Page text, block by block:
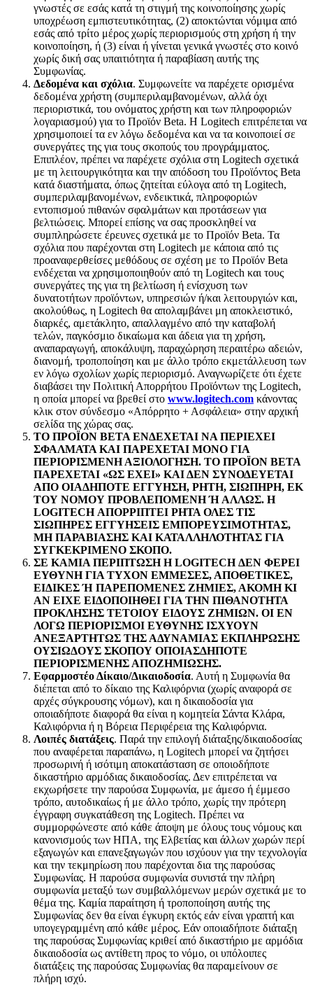
γνωστές σε εσάς κατά τη στιγμή της κοινοποίησης χωρίς
υποχρέωση εμπιστευτικότητας, (2) αποκτώνται νόμιμα από
εσάς από τρίτο μέρος χωρίς περιορισμούς στη χρήση ή την
κοινοποίηση, ή (3) είναι ή γίνεται γενικά γνωστές στο κοινό
χωρίς δική σας υπαιτιότητα ή παραβίαση αυτής της
Συμφωνίας.
Δεδομένα και σχόλια. Συμφωνείτε να παρέχετε ορισμένα
δεδομένα χρήστη (συμπεριλαμβανομένων, αλλά όχι
περιοριστικά, του ονόματος χρήστη και των πληροφοριών
λογαριασμού) για το Προϊόν Beta. Η Logitech επιτρέπεται να
χρησιμοποιεί τα εν λόγω δεδομένα και να τα κοινοποιεί σε
συνεργάτες της για τους σκοπούς του προγράμματος.
Επιπλέον, πρέπει να παρέχετε σχόλια στη Logitech σχετικά
με τη λειτουργικότητα και την απόδοση του Προϊόντος Beta
κατά διαστήματα, όπως ζητείται εύλογα από τη Logitech,
συμπεριλαμβανομένων, ενδεικτικά, πληροφοριών
εντοπισμού πιθανών σφαλμάτων και προτάσεων για
βελτιώσεις. Μπορεί επίσης να σας προσκληθεί να
συμπληρώσετε έρευνες σχετικά με το Προϊόν Beta. Τα
σχόλια που παρέχονται στη Logitech με κάποια από τις
προαναφερθείσες μεθόδους σε σχέση με το Προϊόν Beta
ενδέχεται να χρησιμοποιηθούν από τη Logitech και τους
συνεργάτες της για τη βελτίωση ή ενίσχυση των
δυνατοτήτων προϊόντων, υπηρεσιών ή/και λειτουργιών και,
ακολούθως, η Logitech θα απολαμβάνει μη αποκλειστικό,
διαρκές, αμετάκλητο, απαλλαγμένο από την καταβολή
τελών, παγκόσμιο δικαίωμα και άδεια για τη χρήση,
αναπαραγωγή, αποκάλυψη, παραχώρηση περαιτέρω αδειών,
διανομή, τροποποίηση και με άλλο τρόπο εκμετάλλευση των
εν λόγω σχολίων χωρίς περιορισμό. Αναγνωρίζετε ότι έχετε
διαβάσει την Πολιτική Απορρήτου Προϊόντων της Logitech,
η οποία μπορεί να βρεθεί στο www.logitech.com κάνοντας
κλικ στον σύνδεσμο «Απόρρητο + Ασφάλεια» στην αρχική
σελίδα της χώρας σας.
ΤΟ ΠΡΟΪΟΝ BETA ΕΝΔΕΧΕΤΑΙ ΝΑ ΠΕΡΙΕΧΕΙ
ΣΦΑΛΜΑΤΑ ΚΑΙ ΠΑΡΕΧΕΤΑΙ ΜΟΝΟ ΓΙΑ
ΠΕΡΙΟΡΙΣΜΕΝΗ ΑΞΙΟΛΟΓΗΣΗ. ΤΟ ΠΡΟΪΟΝ BETA
ΠΑΡΕΧΕΤΑΙ «ΩΣ ΕΧΕΙ» ΚΑΙ ΔΕΝ ΣΥΝΟΔΕΥΕΤΑΙ
ΑΠΟ ΟΙΑΔΗΠΟΤΕ ΕΓΓΥΗΣΗ, ΡΗΤΗ, ΣΙΩΠΗΡΗ, ΕΚ
ΤΟΥ ΝΟΜΟΥ ΠΡΟΒΛΕΠΟΜΕΝΗ Ή ΑΛΛΩΣ. Η
LOGITECH ΑΠΟΡΡΙΠΤΕΙ ΡΗΤΑ ΟΛΕΣ ΤΙΣ
ΣΙΩΠΗΡΕΣ ΕΓΓΥΗΣΕΙΣ ΕΜΠΟΡΕΥΣΙΜΟΤΗΤΑΣ,
ΜΗ ΠΑΡΑΒΙΑΣΗΣ ΚΑΙ ΚΑΤΑΛΛΗΛΟΤΗΤΑΣ ΓΙΑ
ΣΥΓΚΕΚΡΙΜΕΝΟ ΣΚΟΠΟ.
ΣΕ ΚΑΜΙΑ ΠΕΡΙΠΤΩΣΗ Η LOGITECH ΔΕΝ ΦΕΡΕΙ
ΕΥΘΥΝΗ ΓΙΑ ΤΥΧΟΝ ΕΜΜΕΣΕΣ, ΑΠΟΘΕΤΙΚΕΣ,
ΕΙΔΙΚΕΣ Ή ΠΑΡΕΠΟΜΕΝΕΣ ΖΗΜΙΕΣ, ΑΚΟΜΗ ΚΙ
ΑΝ ΕΙΧΕ ΕΙΔΟΠΟΙΗΘΕΙ ΓΙΑ ΤΗΝ ΠΙΘΑΝΟΤΗΤΑ
ΠΡΟΚΛΗΣΗΣ ΤΕΤΟΙΟΥ ΕΙΔΟΥΣ ΖΗΜΙΩΝ. ΟΙ ΕΝ
ΛΟΓΩ ΠΕΡΙΟΡΙΣΜΟΙ ΕΥΘΥΝΗΣ ΙΣΧΥΟΥΝ
ΑΝΕΞΑΡΤΗΤΩΣ ΤΗΣ ΑΔΥΝΑΜΙΑΣ ΕΚΠΛΗΡΩΣΗΣ
ΟΥΣΙΩΔΟΥΣ ΣΚΟΠΟΥ ΟΠΟΙΑΣΔΗΠΟΤΕ
ΠΕΡΙΟΡΙΣΜΕΝΗΣ ΑΠΟΖΗΜΙΩΣΗΣ.
Εφαρμοστέο Δίκαιο/Δικαιοδοσία. Αυτή η Συμφωνία θα
διέπεται από το δίκαιο της Καλιφόρνια (χωρίς αναφορά σε
αρχές σύγκρουσης νόμων), και η δικαιοδοσία για
οποιαδήποτε διαφορά θα είναι η κομητεία Σάντα Κλάρα,
Καλιφόρνια ή η Βόρεια Περιφέρεια της Καλιφόρνια.
Λοιπές διατάξεις. Παρά την επιλογή διάταξης/δικαιοδοσίας
που αναφέρεται παραπάνω, η Logitech μπορεί να ζητήσει
προσωρινή ή ισότιμη αποκατάσταση σε οποιοδήποτε
δικαστήριο αρμόδιας δικαιοδοσίας. Δεν επιτρέπεται να
εκχωρήσετε την παρούσα Συμφωνία, με άμεσο ή έμμεσο
τρόπο, αυτοδικαίως ή με άλλο τρόπο, χωρίς την πρότερη
έγγραφη συγκατάθεση της Logitech. Πρέπει να
συμμορφώνεστε από κάθε άποψη με όλους τους νόμους και
κανονισμούς των ΗΠΑ, της Ελβετίας και άλλων χωρών περί
εξαγωγών και επανεξαγωγών που ισχύουν για την τεχνολογία
και την τεκμηρίωση που παρέχονται δια της παρούσας
Συμφωνίας. Η παρούσα συμφωνία συνιστά την πλήρη
συμφωνία μεταξύ των συμβαλλόμενων μερών σχετικά με το
θέμα της. Καμία παραίτηση ή τροποποίηση αυτής της
Συμφωνίας δεν θα είναι έγκυρη εκτός εάν είναι γραπτή και
υπογεγραμμένη από κάθε μέρος. Εάν οποιαδήποτε διάταξη
της παρούσας Συμφωνίας κριθεί από δικαστήριο με αρμόδια
δικαιοδοσία ως αντίθετη προς το νόμο, οι υπόλοιπες
διατάξεις της παρούσας Συμφωνίας θα παραμείνουν σε
πλήρη ισχύ.